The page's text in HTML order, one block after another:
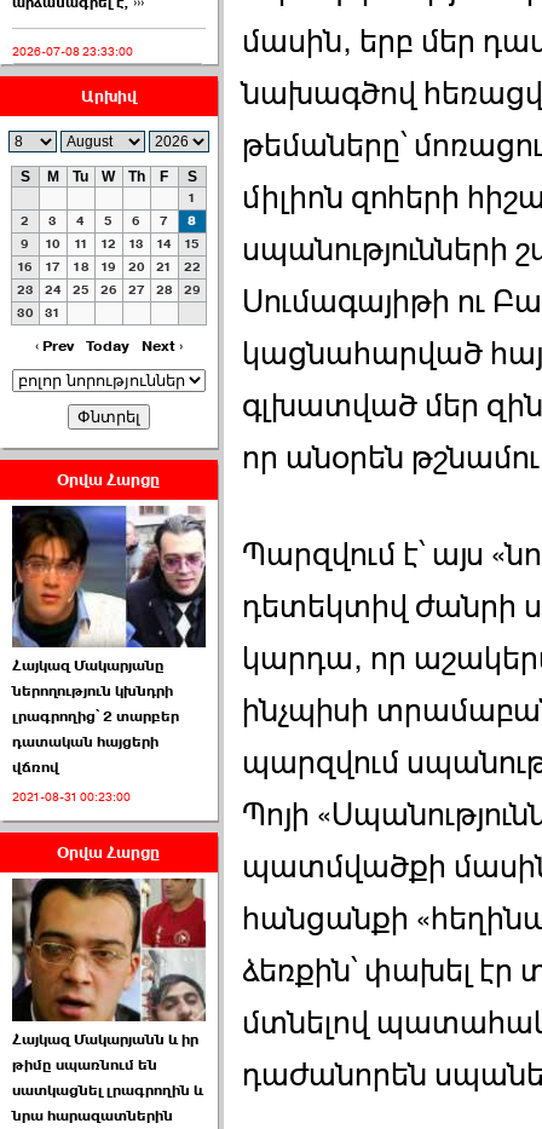
2026-07-08 23:33:00
ՀԱՅԱՊԱՀՊԱՆՈՒԹԻՒՆ՝
ՀԱՒԱՏՔԻ ԵՒ
ԿՐԹՈՒԹԵԱՆ
ՃԱՆԱՊԱՐՀՈՎ ›››
2026-07-06 06:50:00
Ամենաշատը էսօրվանից
էի վախենում.Նիկոլայ
Եղիազարյան ›››
2026-07-05 23:19:00
ՏԵՍԱՆՅՈՒԹ․ Ի՞նչ
իրավիճակ է այս ›››
2026-07-04 10:40:00
Սահմանադրական
դատարանը մերժեց ›››
2026-07-02 00:39:00
Արխիվ
S M Tu W Th F S
1
2
3 4 5 6 7
8
9
10 11 12 13 14
15
16
17 18 19 20 21
22
23
24 25 26 27 28
29
30
31
‹ Prev Today Next ›
Օրվա Հարցը
Հայկազ Մակարյանը
ներողություն կխնդրի
լրագրողից՝ 2 տարբեր
դատական հայցերի
վճռով
2021-08-31 00:23:00
Օրվա Հարցը
Հայկազ Մակարյանն և իր
թիմը սպառնում են
սատկացնել լրագրողին և
նրա հարազատներին
մասին, երբ մեր
նախագծով
թեմաները՝
միլիոն զոհերի
սպանությունների
Սումագայիթի ու
կացնահարված
գլխատված մեր
որ անօրեն
Պարզվում է՝ այս
դետեկտիվ ժանրի
կարդա, որ
ինչպիսի
պարզվում
Պոյի
պատմվածքի մասին
հանցանքի
ձեռքին՝ փախել էր
մտնելով
դաժանորեն